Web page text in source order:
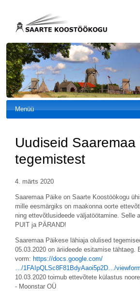
Menüü
Uudiseid Saaremaa
tegemistest
4. märts 2020
Saaremaa Päike on Saarte Koostöökogu
mille eesmärgiks on maakonna oorte
ning ettevõtlusideede väljatöötamine. Selle
PUIT ja PÄRAND!
Saaremaa Päikese lähiaja olulised
05.03.2020 on äriideede esitamise tähtaeg.
vorm: https://docs.google.com/
…/1FAIpQLSc8F81BdyAaoi5p2D…/
10.03.2020 toimub ettevõtete külastus
- Moonstar OÜ